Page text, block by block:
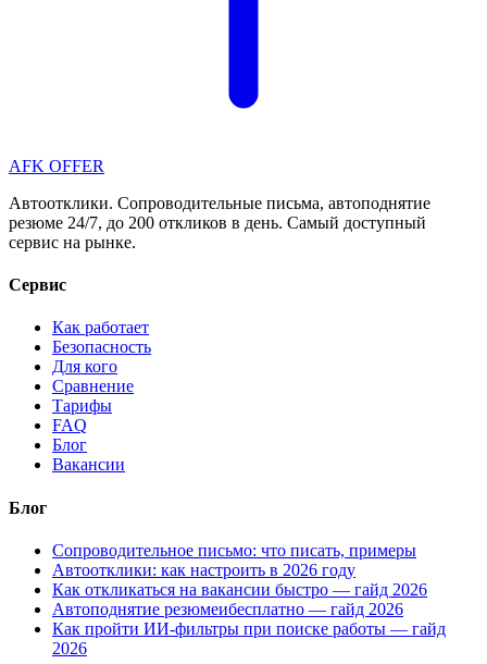
AFK OFFER
Автоотклики. Сопроводительные письма, автоподнятие
резюме 24/7, до 200 откликов в день. Самый доступный
сервис на рынке.
Сервис
Как работает
Безопасность
Для кого
Сравнение
Тарифы
FAQ
Блог
Вакансии
Блог
Сопроводительное письмо: что писать, примеры
Автоотклики: как настроить в 2026 году
Как откликаться на вакансии быстро — гайд 2026
Автоподнятие резюмеибесплатно — гайд 2026
Как пройти ИИ-фильтры при поиске работы — гайд
2026